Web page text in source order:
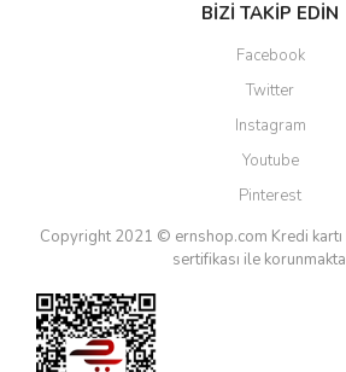
BİZİ TAKİP EDİN
Facebook
Twitter
Instagram
Youtube
Pinterest
Copyright 2021 © ernshop.com Kredi
sertifikası ile